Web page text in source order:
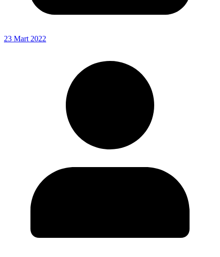
23 Mart 2022